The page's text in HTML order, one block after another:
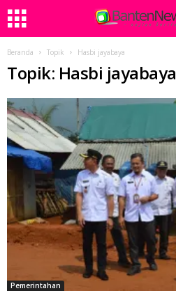
Beranda Topik Hasbi jayabaya
Topik: Hasbi jayabaya
Pemerintahan